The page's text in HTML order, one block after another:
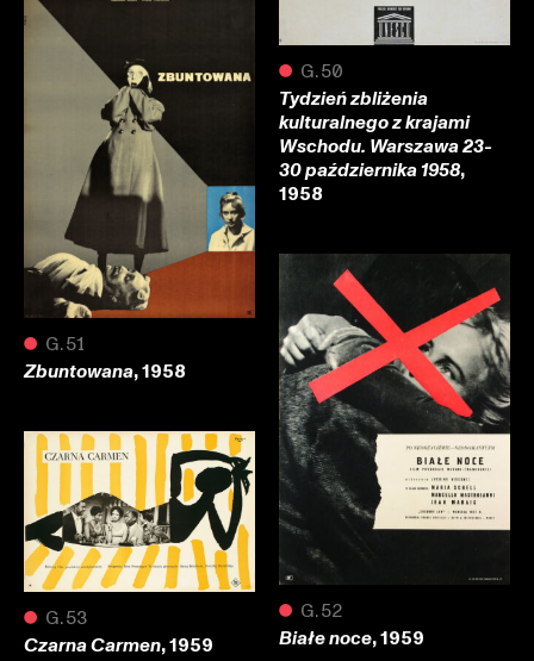
● G.50
Tydzień zbliżenia
kulturalnego z krajami
Wschodu. Warszawa 23-
30 października 1958,
1958
● G.51
Zbuntowana, 1958
● G.52
Białe noce, 1959
● G.53
Czarna Carmen, 1959